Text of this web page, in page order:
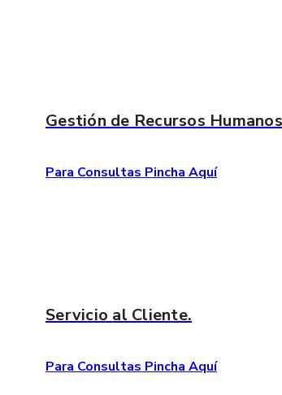
Gestión de Recursos
Para Consultas Pincha Aquí
Servicio al Cliente.
Para Consultas Pincha Aquí